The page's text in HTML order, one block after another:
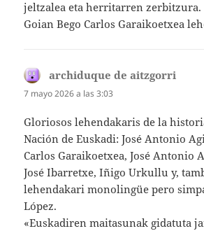
jeltzalea eta herritarren zerbitzura.
Goian Bego Carlos Garaikoetxea
archiduque de aitzgorri
7 mayo 2026 a las 3:03
Gloriosos lehendakaris de la
Nación de Euskadi: José Antonio
Carlos Garaikoetxea, José Antonio
José Ibarretxe, Iñigo Urkullu y,
lehendakari monolingüe pero
López.
«Euskadiren maitasunak gidatuta